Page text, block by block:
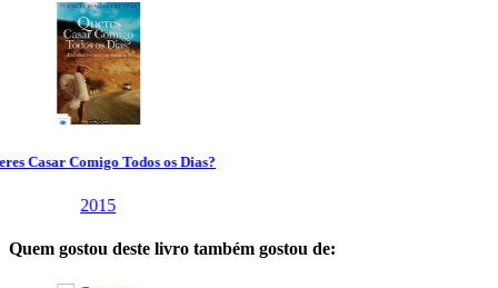
Quem gostou deste livro também gostou de: